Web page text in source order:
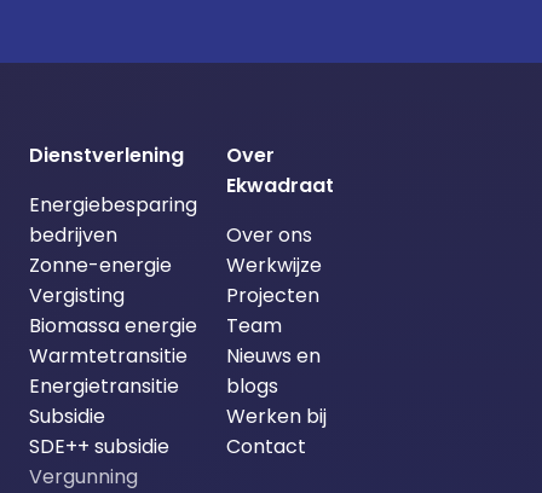
Dienstverlening
Energiebesparing
bedrijven
Zonne-energie
Vergisting
Biomassa energie
Warmtetransitie
Energietransitie
Subsidie
SDE++ subsidie
Vergunning
Over
Ekwadraat
Over ons
Werkwijze
Projecten
Team
Nieuws en
blogs
Werken bij
Contact